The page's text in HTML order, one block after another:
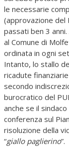
le necessarie
(approvazione del
passati ben 3
al Comune di
ordinata in ogni
Intanto, lo stallo
ricadute
secondo
burocratico del
anche se il
conferenza sul
risoluzione della
“giallo paglierino”.